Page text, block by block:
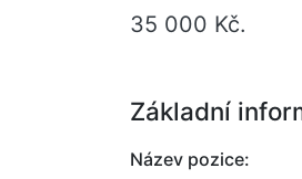
35 000 Kč.
Základní
Název pozice: